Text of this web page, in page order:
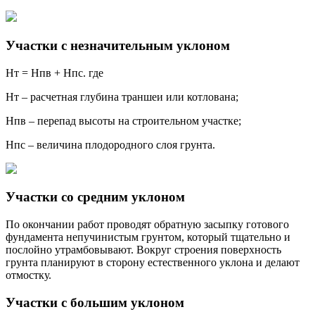
Участки с незначительным уклоном
Hт = Hпв + Hпс. где
Hт – расчетная глубина траншеи или котлована;
Hпв – перепад высоты на строительном участке;
Hпс – величина плодородного слоя грунта.
Участки со средним уклоном
По окончании работ проводят обратную засыпку готового
фундамента непучинистым грунтом, который тщательно и
послойно утрамбовывают. Вокруг строения поверхность
грунта планируют в сторону естественного уклона и делают
отмостку.
Участки с большим уклоном